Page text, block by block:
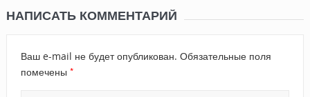
НАПИСАТЬ КОММЕНТАРИЙ
Ваш e-mail не будет опубликован. Обязательные поля
помечены *